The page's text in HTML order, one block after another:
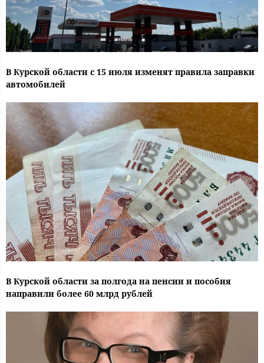
В Курской области с 15 июля изменят правила заправки
автомобилей
В Курской области за полгода на пенсии и пособия
направили более 60 млрд рублей